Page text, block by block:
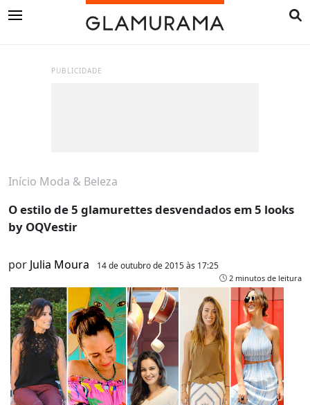
PUBLICIDADE
Início Moda & Beleza
O estilo de 5 glamurettes desvendados em 5 looks
by OQVestir
por Julia Moura 14 de outubro de 2015 às 17:25
2 minutos de leitura